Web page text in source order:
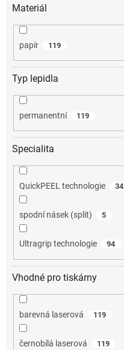
Materiál
papír 119
Typ lepidla
permanentní 119
Specialita
QuickPEEL technologie 34
spodní násek (split) 5
Ultragrip technologie 94
Vhodné pro tiskárny
barevná laserová 119
černobílá laserová 119